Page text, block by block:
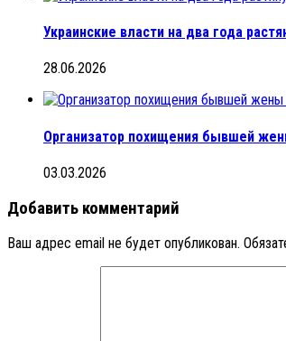
Украинские власти на два года
28.06.2026
Организатор похищения бывшей
03.03.2026
Добавить комментарий
Ваш адрес email не будет опубликован.